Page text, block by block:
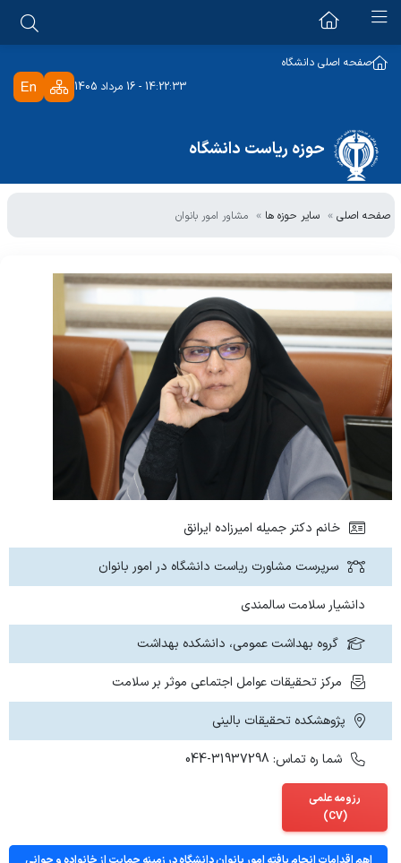
صفحه اصلی دانشگاه
14:22:33 - 16 مرداد 1405
حوزه ریاست دانشگاه
دانشگاه علوم پزشکی
تاریخچه
رسالت و اهداف دانشگاه
برنامه استراتژیک
رئیس دانشگاه
همکاران حوزه
ملاقات حضوری با رئیس دانشگاه
هیئت رئیسه
اعضای هیات
اهداف و وظایف
اعضای شورا
اهداف و وظایف
دبیرخانه ها
دبیرخانه هیات امنا
دبیرخانه اعتبار بخشی
دبیرخانه سلامت و امنیت غذایی
مشاور امور بانوان
ستاد شاهد و امور ایثارگران
هیئت بدوی انتظامی هیات علمی
اعضای هیات بدوی انتظامی
اعضای هیات تجدید نظر
آئین نامه و مقررات
واحد اسناد و مدارک دانشگاه
اهداف و وظایف
همکاران حوزه
هسته تحقیق و نظردهی
اهداف و وظایف هسته تحقیق
همکاران هسته تحقیق و نظردهی
درباره ما
ملاقات حضوری با رئیس دانشگاه
شماره های تماس و آدرس
صفحه اصلی سایر حوزه ها مشاور امور بانوان
خانم دکتر جمیله امیرزاده ایرانق
سرپرست مشاورت ریاست دانشگاه در امور بانوان
دانشیار سلامت سالمندی
گروه بهداشت عمومی، دانشکده بهداشت
مرکز تحقیقات عوامل اجتماعی موثر بر سلامت
پژوهشکده تحقیقات بالینی
شما ره تماس: 31937298-044
رزومه علمی
(CV)